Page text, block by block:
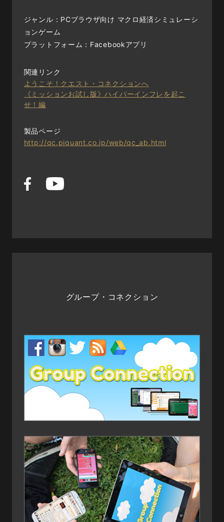
ジャンル：PCブラウザ向け マクロ経済シミュレーシ
ョンゲーム
プラットフォーム：Facebookアプリ
関連リンク
ようこそ！クエスト・コネクションへ
《ミッションお試し版》ハイパーインフレを起こ
せ！編
製品ページ
http://qc.piquant.co.jp/web/qc_ab.html
グループ・コネクション